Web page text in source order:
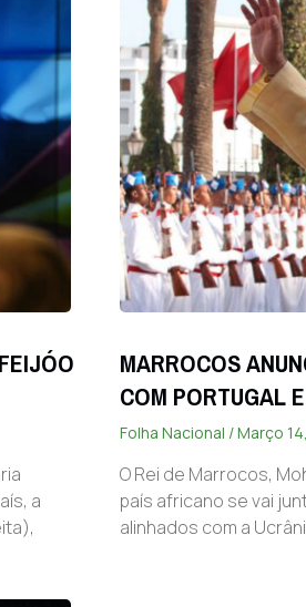
a
MARROCOS
COM PORTUGAL
Folha Nacional Março
O Rei de Marrocos,
país africano se vai
alinhados com a